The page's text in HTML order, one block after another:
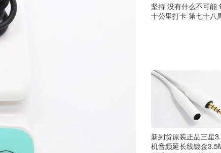
坚持 没有什么不可能
十公里打卡 第七十八
新到货原装正品三星
机音频延长线镀金